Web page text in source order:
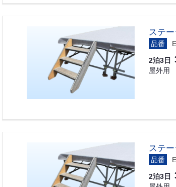
ステ
品番
2泊3日
屋外用
ステ
品番
2泊3日